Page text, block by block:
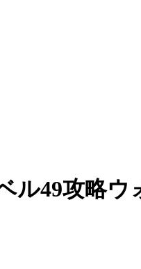
ル49攻略ウ